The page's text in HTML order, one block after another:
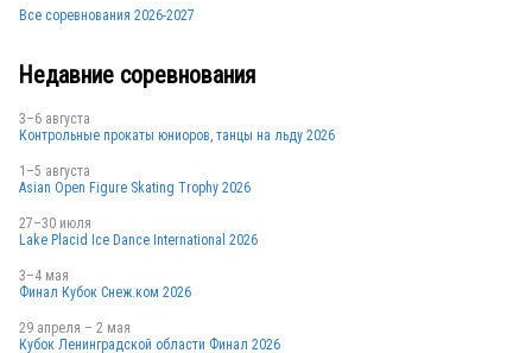
BEL
Все соревнования 2026-2027
Недавние соревнования
3–6 августа
Контрольные прокаты юниоров, танцы на льду 2026
1–5 августа
Asian Open Figure Skating Trophy 2026
27–30 июля
Lake Placid Ice Dance International 2026
3–4 мая
Финал Кубок Снеж.ком 2026
29 апреля – 2 мая
Кубок Ленинградской области Финал 2026